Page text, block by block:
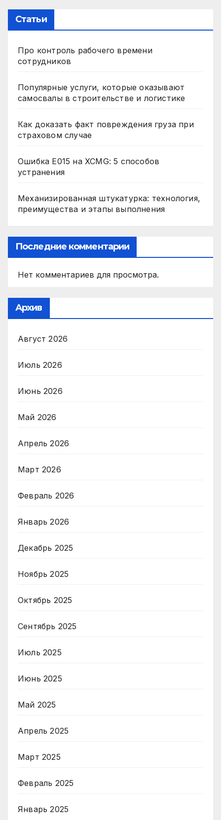
Статьи
Про контроль рабочего времени
сотрудников
Популярные услуги, которые оказывают
самосвалы в строительстве и логистике
Как доказать факт повреждения груза при
страховом случае
Ошибка E015 на XCMG: 5 способов
устранения
Механизированная штукатурка: технология,
преимущества и этапы выполнения
Последние комментарии
Нет комментариев для просмотра.
Архив
Август 2026
Июль 2026
Июнь 2026
Май 2026
Апрель 2026
Март 2026
Февраль 2026
Январь 2026
Декабрь 2025
Ноябрь 2025
Октябрь 2025
Сентябрь 2025
Июль 2025
Июнь 2025
Май 2025
Апрель 2025
Март 2025
Февраль 2025
Январь 2025